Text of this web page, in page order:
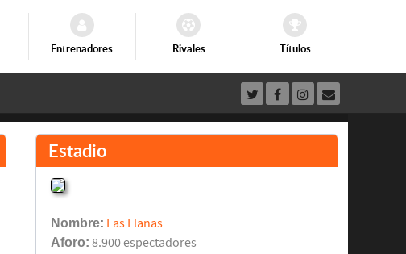
Entrenadores Rivales Títulos
Estadio
Nombre: Las Llanas
Aforo: 8.900 espectadores